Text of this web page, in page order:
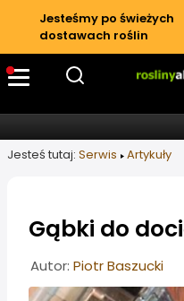
Jesteśmy po świeżych
dostawach roślin
Jesteś tutaj: Serwis Artykuły
Gąbki do
Informacje o artykule
Autor: Piotr Baszucki